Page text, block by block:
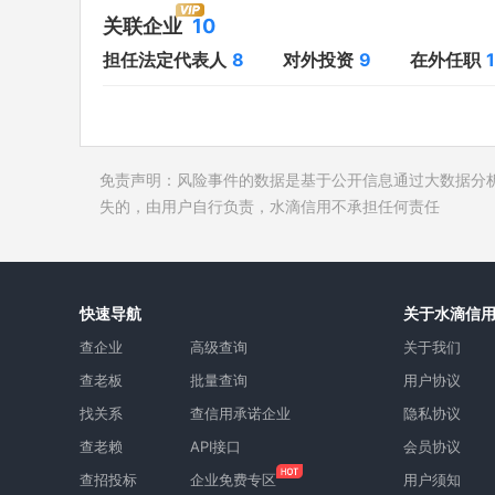
对外投资 9
在外任职 10
所属集团 3
法院公告
失信被执
司法协助
关联企业 10
担任法定代表人 8 对外投资 9 在外任职
免责声明：风险事件的数据是基于公开信息通过大数据
失的，由用户自行负责，水滴信用不承担任何责任
快速导航
查企业
查老板
找关系
查老赖
查招投标
高级查询
批量查询
查信用承诺企业
API接口
企业免费专区
关于水滴信用
关于我们
用户协议
隐私协议
会员协议
用户须知